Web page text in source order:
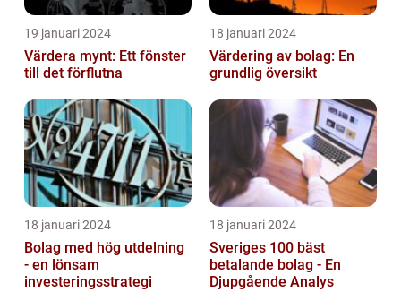
19 januari 2024
Värdera mynt: Ett fönster
till det förflutna
18 januari 2024
Värdering av bolag: En
grundlig översikt
18 januari 2024
Bolag med hög utdelning
- en lönsam
investeringsstrategi
18 januari 2024
Sveriges 100 bäst
betalande bolag - En
Djupgående Analys